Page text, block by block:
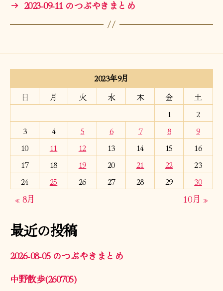
→ 2023-09-11 のつぶやきまとめ
2023年9月
日
月 火 水 木 金
土
1
2
3
4 5 6 7 8
9
10
11 12 13 14 15
16
17
18 19 20 21 22
23
24
25 26 27 28 29 30
« 8月 10月 »
最近の投稿
2026-08-05 のつぶやきまとめ
中野散歩(260705)